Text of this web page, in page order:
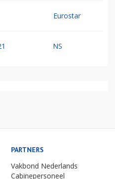
Eurostar
NS
PARTNERS
Vakbond Nederlands
Cabinepersoneel